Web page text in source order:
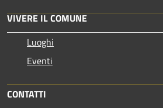
VIVERE IL COMUNE
Luoghi
Eventi
CONTATTI